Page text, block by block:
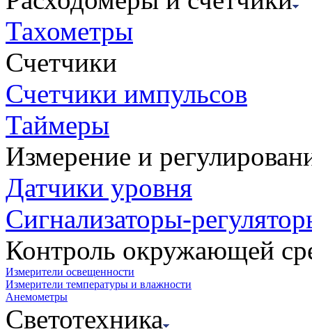
Тахометры
Счетчики
Счетчики импульсов
Таймеры
Измерение и
Датчики уровня
Сигнализаторы-
Контроль окружающей
Измерители освещенности
Измерители температуры и влажности
Анемометры
Светотехника